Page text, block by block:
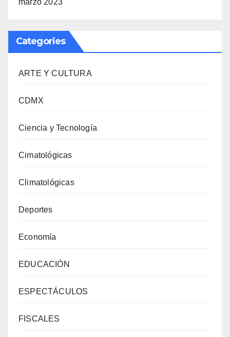
marzo 2023
Categories
ARTE Y CULTURA
CDMX
Ciencia y Tecnología
Cimatológicas
Climatológicas
Deportes
Economía
EDUCACIÓN
ESPECTÁCULOS
FISCALES